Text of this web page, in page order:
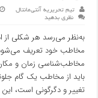
تیم تحریریه آنتی‌مانتال
نظری بدهید
به‌نظر می‌رسد هر شکلی از
مخاطب خود تعریف
مخاطب‌شناسی زمان و
باید از مخاطب یک گام
تغییر و دگرگونی است،